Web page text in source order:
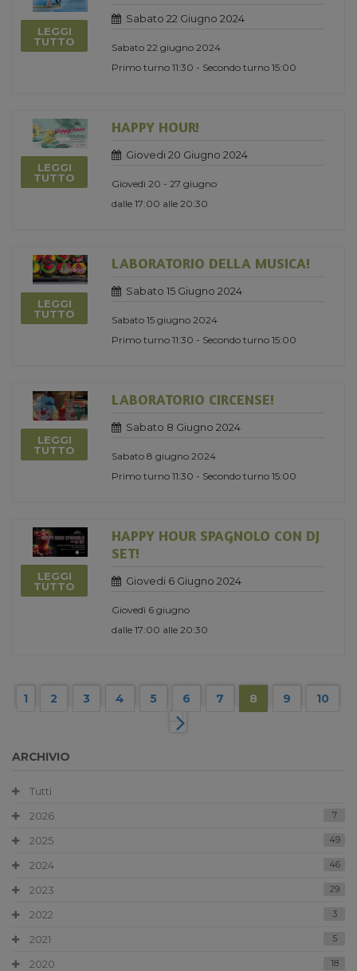
LEGGI
TUTTO
Sabato 22 Giugno 2024
Sabato 22 giugno 2024
Primo turno 11:30 - Secondo turno 15:00
LEGGI
TUTTO
HAPPY HOUR!
Giovedi 20 Giugno 2024
Giovedì 20 - 27 giugno
dalle 17:00 alle 20:30
LEGGI
TUTTO
LABORATORIO DELLA MUSICA!
Sabato 15 Giugno 2024
Sabato 15 giugno 2024
Primo turno 11:30 - Secondo turno 15:00
LEGGI
TUTTO
LABORATORIO CIRCENSE!
Sabato 8 Giugno 2024
Sabato 8 giugno 2024
Primo turno 11:30 - Secondo turno 15:00
LEGGI
TUTTO
HAPPY HOUR SPAGNOLO CON DJ
SET!
Giovedi 6 Giugno 2024
Giovedì 6 giugno
dalle 17:00 alle 20:30
1 2 3 4 5 6 7 8 9 10
ARCHIVIO
Tutti
2026
7
2025 49
2024 46
2023 29
2022 3
2021 5
2020 18